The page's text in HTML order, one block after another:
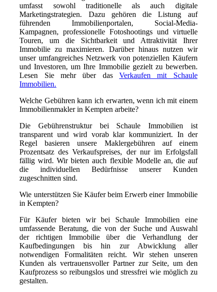
umfasst sowohl traditionelle als auch digitale
Marketingstrategien. Dazu gehören die Listung auf
führenden Immobilienportalen, Social-Media-
Kampagnen, professionelle Fotoshootings und virtuelle
Touren, um die Sichtbarkeit und Attraktivität Ihrer
Immobilie zu maximieren. Darüber hinaus nutzen wir
unser umfangreiches Netzwerk von potenziellen Käufern
und Investoren, um Ihre Immobilie gezielt zu bewerben.
Lesen Sie mehr über das Verkaufen mit Schaule
Immobilien.
Welche Gebühren kann ich erwarten, wenn ich mit einem
Immobilienmakler in Kempten arbeite?
Die Gebührenstruktur bei Schaule Immobilien ist
transparent und wird vorab klar kommuniziert. In der
Regel basieren unsere Maklergebühren auf einem
Prozentsatz des Verkaufspreises, der nur im Erfolgsfall
fällig wird. Wir bieten auch flexible Modelle an, die auf
die individuellen Bedürfnisse unserer Kunden
zugeschnitten sind.
Wie unterstützen Sie Käufer beim Erwerb einer Immobilie
in Kempten?
Für Käufer bieten wir bei Schaule Immobilien eine
umfassende Beratung, die von der Suche und Auswahl
der richtigen Immobilie über die Verhandlung der
Kaufbedingungen bis hin zur Abwicklung aller
notwendigen Formalitäten reicht. Wir stehen unseren
Kunden als vertrauensvoller Partner zur Seite, um den
Kaufprozess so reibungslos und stressfrei wie möglich zu
gestalten.